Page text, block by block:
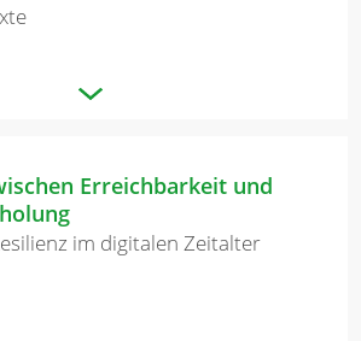
Erreichbarkeit und
im digitalen Zeitalter